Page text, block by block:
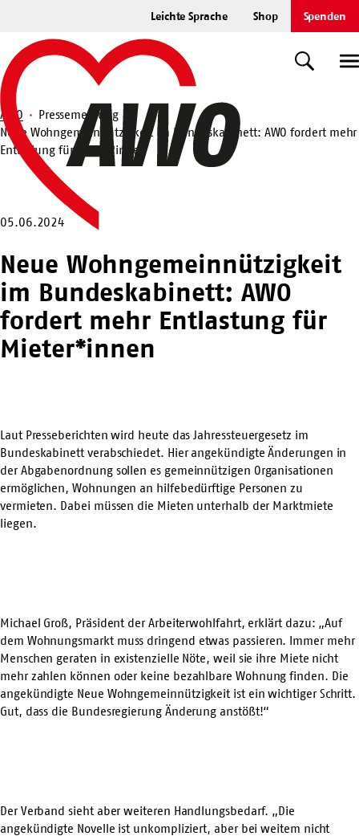
springen
Leichte Sprache Shop Spenden
Startseite
Suche
Suche
AWO
Pressemeldung
Neue Wohngemeinnützigkeit im Bundeskabinett: AWO fordert mehr
Entlastung für Mieter*innen
05.06.2024
Neue Wohngemeinnützigkeit
im Bundeskabinett: AWO
fordert mehr Entlastung für
Mieter*innen
Laut Presseberichten wird heute das Jahressteuergesetz im
Bundeskabinett verabschiedet. Hier angekündigte Änderungen in
der Abgabenordnung sollen es gemeinnützigen Organisationen
ermöglichen, Wohnungen an hilfebedürftige Personen zu
vermieten. Dabei müssen die Mieten unterhalb der Marktmiete
liegen.
Michael Groß, Präsident der Arbeiterwohlfahrt, erklärt dazu: „Auf
dem Wohnungsmarkt muss dringend etwas passieren. Immer mehr
Menschen geraten in existenzielle Nöte, weil sie ihre Miete nicht
mehr zahlen können oder keine bezahlbare Wohnung finden. Die
angekündigte Neue Wohngemeinnützigkeit ist ein wichtiger Schritt.
Gut, dass die Bundesregierung Änderung anstößt!“
Der Verband sieht aber weiteren Handlungsbedarf. „Die
angekündigte Novelle ist unkompliziert, aber bei weitem nicht